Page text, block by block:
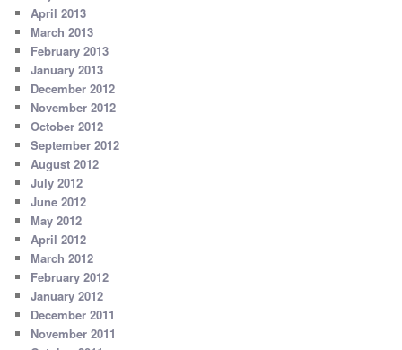
April 2013
March 2013
February 2013
January 2013
December 2012
November 2012
October 2012
September 2012
August 2012
July 2012
June 2012
May 2012
April 2012
March 2012
February 2012
January 2012
December 2011
November 2011